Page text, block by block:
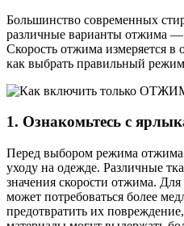
Большинство современных
различные варианты отжима —
Скорость отжима измеряется
как выбрать правильный
1. Ознакомьтесь с
Перед выбором режима отжима
уходу на одежде. Различные
значения скорости отжима.
может потребоваться более
предотвратить их